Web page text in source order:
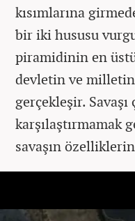
kısımlarına
bir iki hususu
piramidinin en
devletin ve
gerçekleşir.
karşılaştırmamak
savaşın